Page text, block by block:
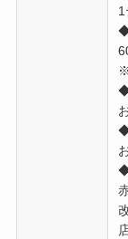
◆
◆
◆
◆